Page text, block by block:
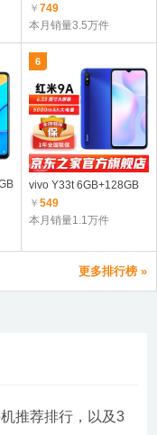
￥749
本月销量3.5万件
6
vivo Y33t 6GB+128GB
￥549
本月销量1.1万件
更多排行榜 »
推荐排行，以及3